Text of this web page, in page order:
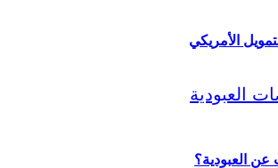
الأمريكي
العبودية؟